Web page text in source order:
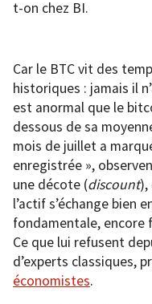
t-on chez BI.
Car le BTC vit des
historiques : jamais il
est anormal que le
dessous de sa
mois de juillet a
enregistrée »,
une décote (discount),
l’actif s’échange bien
fondamentale, encore
Ce que lui refusent
d’experts classiques,
économistes.